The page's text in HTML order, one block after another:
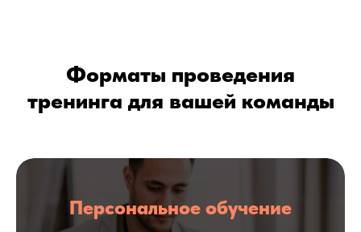
Форматы проведения
тренинга для вашей команды
Персональное обучение